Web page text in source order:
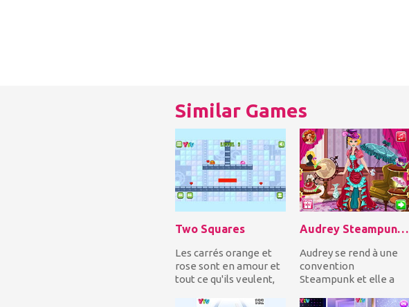
Similar Games
Two Squares
Les carrés orange et
rose sont en amour et
tout ce qu'ils veulent,
Audrey Steampunk Fashion
Audrey se rend à une
convention
Steampunk et elle a